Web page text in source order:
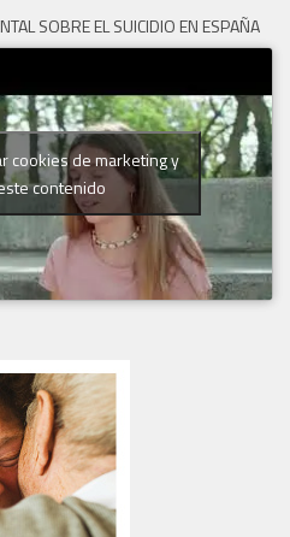
SOBRE EL SUICIDIO EN ESPAÑA
cookies de marketing y
contenido